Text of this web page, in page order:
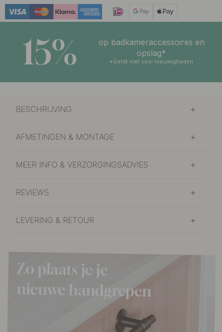
15%
op badkameraccessoires en
opslag*
*Geldt niet voor nieuwigheden
BESCHRIJVING
AFMETINGEN & MONTAGE
MEER INFO & VERZORGINGSADVIES
REVIEWS
LEVERING & RETOUR